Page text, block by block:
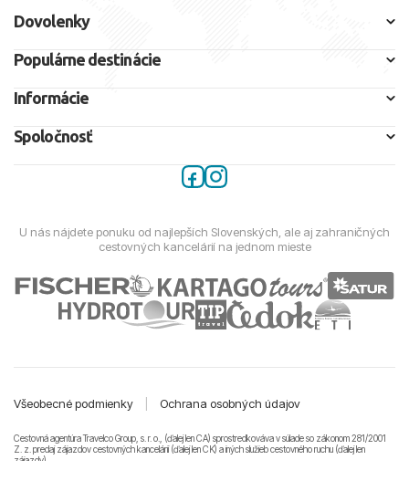
Dovolenky
Populárne destinácie
Informácie
Spoločnosť
U nás nájdete ponuku od najlepších Slovenských, ale aj zahraničných
cestovných kancelárií na jednom mieste
Všeobecné podmienky Ochrana osobných údajov
Cestovná agentúra Travelco Group, s. r. o., (ďalej len CA) sprostredkováva v súlade so zákonom 281/2001
Z. z. predaj zájazdov cestovných kancelárii (ďalej len CK) a iných služieb cestovného ruchu (ďalej len
zájazdy).